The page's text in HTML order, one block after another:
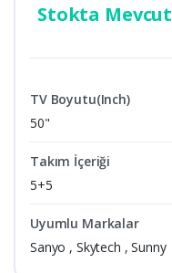
Stokta Mevcut
TV Boyutu(Inch)
50"
Takım İçeriği
5+5
Uyumlu Markalar
Sanyo , Skytech , Sunny